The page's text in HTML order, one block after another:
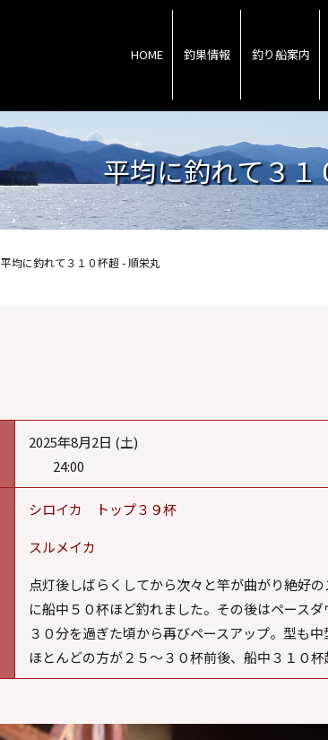
HOME 釣果情報 釣り船案内
平均に釣れて３
平均に釣れて３１０杯超 - 順栄丸
2025年8月2日 (土)
24:00
シロイカ トップ３９杯
スルメイカ
点灯後しばらくしてから次々と竿が曲がり絶好
に船中５０杯ほど釣れました。その後はペース
３０分を過ぎた頃から再びペースアップ。型も中
ほとんどの方が２５〜３０杯前後、船中３１０杯